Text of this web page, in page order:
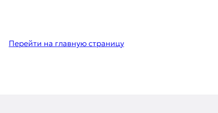
Перейти на главную страницу